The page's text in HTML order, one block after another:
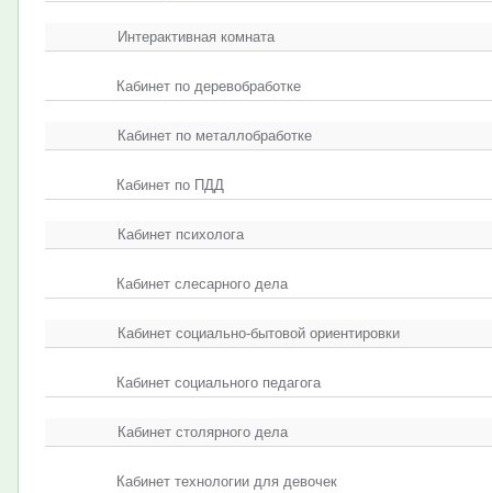
Интерактивная комната
Кабинет по деревобработке
Кабинет по металлобработке
Кабинет по ПДД
Кабинет психолога
Кабинет слесарного дела
Кабинет социально-бытовой ориентировки
Кабинет социального педагога
Кабинет столярного дела
Кабинет технологии для девочек